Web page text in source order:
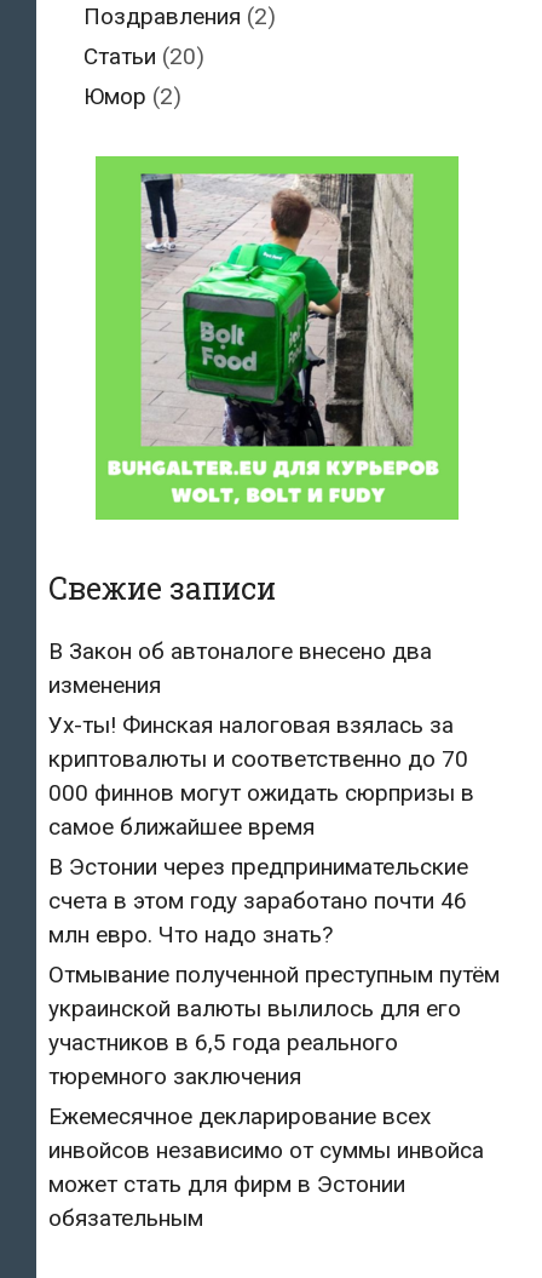
Поздравления (2)
Статьи (20)
Юмор (2)
Свежие записи
В Закон об автоналоге внесено два
изменения
Ух-ты! Финская налоговая взялась за
криптовалюты и соответственно до 70
000 финнов могут ожидать сюрпризы в
самое ближайшее время
В Эстонии через предпринимательские
счета в этом году заработано почти 46
млн евро. Что надо знать?
Отмывание полученной преступным путём
украинской валюты вылилось для его
участников в 6,5 года реального
тюремного заключения
Ежемесячное декларирование всех
инвойсов независимо от суммы инвойса
может стать для фирм в Эстонии
обязательным